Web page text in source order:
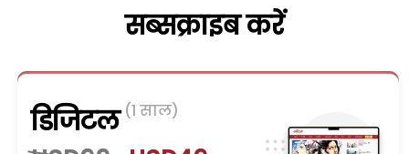
सब्सक्राइब करें
डिजिटल (1 साल)